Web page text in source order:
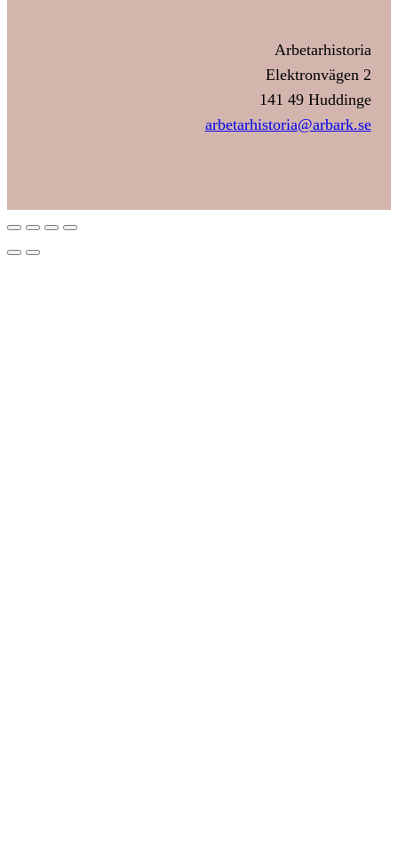
Arbetarhistoria
Elektronvägen 2
141 49 Huddinge
arbetarhistoria@arbark.se